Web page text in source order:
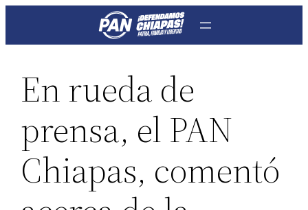
En rueda de
prensa, el PAN
Chiapas, comentó